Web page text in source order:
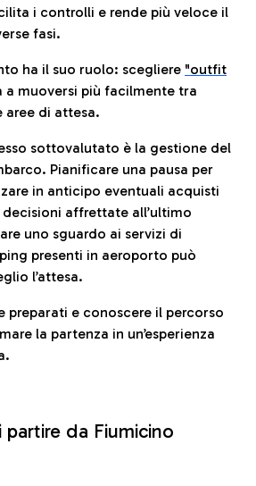
i controlli e rende più veloce il
fasi.
ha il suo ruolo: scegliere "outfit
a muoversi più facilmente tra
di attesa.
sottovalutato è la gestione del
Pianificare una pausa per
in anticipo eventuali acquisti
affrettate all’ultimo
uno sguardo ai servizi di
presenti in aeroporto può
l’attesa.
preparati e conoscere il percorso
la partenza in un’esperienza
partire da Fiumicino